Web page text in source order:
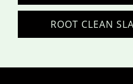
ROOT CLEAN